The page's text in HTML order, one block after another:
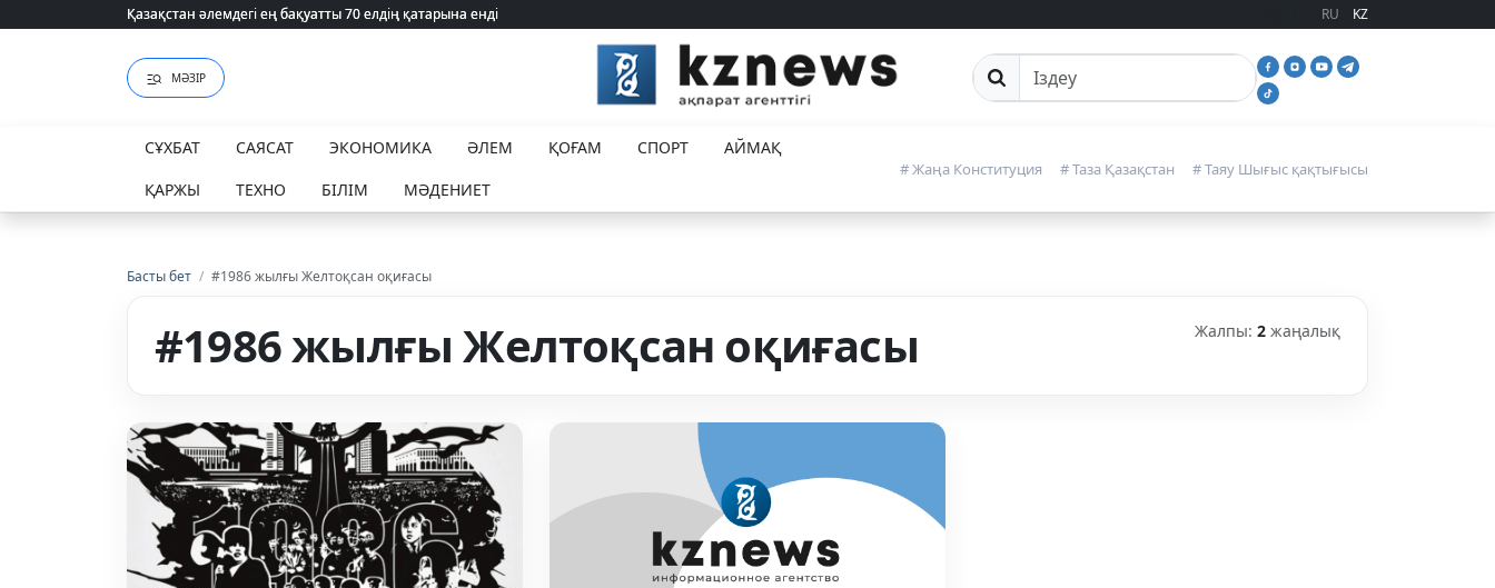
Қазақстан әлемдегі ең бақуатты 70 елдің қатарына енді
Қазақстан әлемдегі ең бақуатты 70 елдің қатарына енді RU KZ
МӘЗІР Сайттан іздеу
СҰХБАТ САЯСАТ ЭКОНОМИКА ӘЛЕМ ҚОҒАМ СПОРТ
АЙМАҚ
ҚАРЖЫ
ТЕХНО БІЛІМ МӘДЕНИЕТ
# Жаңа Конституция # Таза Қазақстан # Таяу Шығыс қақтығысы
Басты бет / #1986 жылғы Желтоқсан оқиғасы
#1986 жылғы Желтоқсан оқиғасы Жалпы: 2 жаңалық